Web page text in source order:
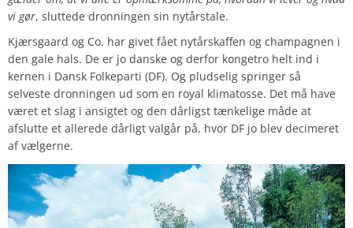
vi gør, sluttede dronningen sin nytårstale.
Kjærsgaard og Co. har givet fået nytårskaffen og champagnen i
den gale hals. De er jo danske og derfor kongetro helt ind i
kernen i Dansk Folkeparti (DF). Og pludselig springer så
selveste dronningen ud som en royal klimatosse. Det må have
været et slag i ansigtet og den dårligst tænkelige måde at
afslutte et allerede dårligt valgår på, hvor DF jo blev decimeret
af vælgerne.